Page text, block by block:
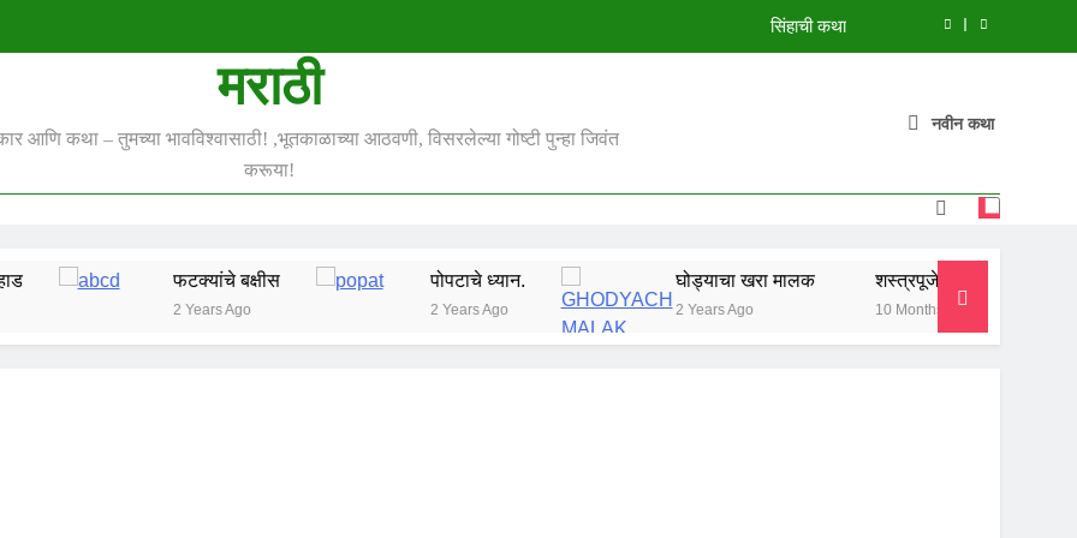
सिंहाची कथा
मुंगी आणि हत्ती
झाडावरची फुलं
मराठी
आणि कथा – तुमच्या भावविश्वासाठी! ,भूतकाळाच्या आठवणी, विसरलेल्या गोष्टी पुन्हा जिवंत
करूया!
नवीन कथा
फटक्यांचे बक्षीस
2 Years Ago
पोपटाचे ध्यान.
2 Years Ago
घोड्याचा खरा मालक
2 Years Ago
शस्त्रपूजेची गोष्ट
10 Months Ago